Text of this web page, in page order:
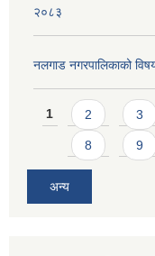
२०८३
नलगाड नगरपालिकाको
Pages
1 2 3
8 9
अन्य